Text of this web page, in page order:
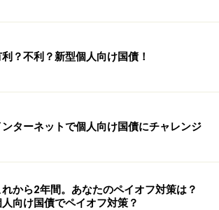
？不利？新型個人向け国債！
ンターネットで個人向け国債にチャレンジ
れから2年間。あなたのペイオフ対策は？
向け国債でペイオフ対策？